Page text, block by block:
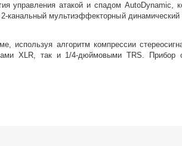
управления атакой и спадом
канальный мультиэффекторный
используя алгоритм компрессии
XLR, так и 1/4-дюймовыми TRS. Прибор